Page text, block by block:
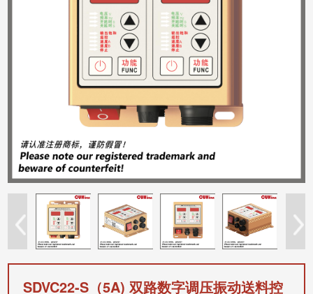
SDVC22-S（5A) 双路数字调压振动送料控